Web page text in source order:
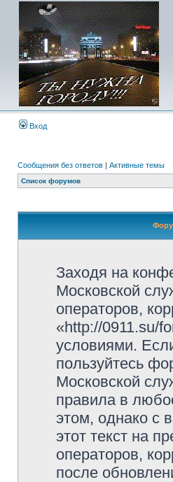
Вход
Сообщения без ответов | Активные темы
Список форумов
Заходя на
Московской
операторов,
«http://0911.su/
условиями.
пользуйтесь
Московской
правила в
этом, однако с
этот текст на
операторов,
после